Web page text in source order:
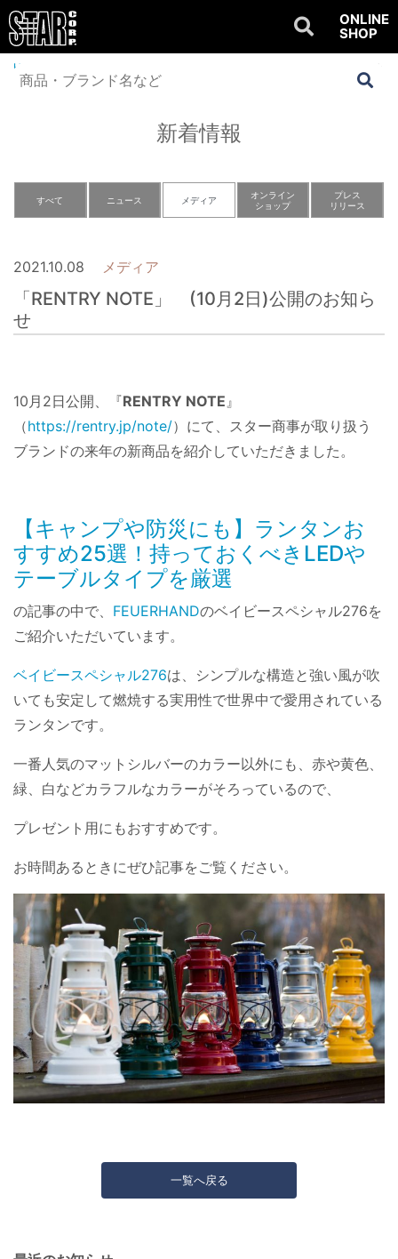
ONLINE
SHOP
Home
新着情報
すべて ニュース メディア
オンライン
ショップ
プレス
リリース
2021.10.08 メディア
「RENTRY NOTE」 (10月2日)公開のお知ら
せ
10月2日公開、『RENTRY NOTE』
（https://rentry.jp/note/）にて、スター商事が取り扱う
ブランドの来年の新商品を紹介していただきました。
【キャンプや防災にも】ランタンお
すすめ25選！持っておくべきLEDや
テーブルタイプを厳選
の記事の中で、 FEUERHANDのベイビースペシャル276を
ご紹介いただいています。
ベイビースペシャル276は、シンプルな構造と強い風が吹
いても安定して燃焼する実用性で世界中で愛用されている
ランタンです。
一番人気のマットシルバーのカラー以外にも、赤や黄色、
緑、白などカラフルなカラーがそろっているので、
プレゼント用にもおすすめです。
お時間あるときにぜひ記事をご覧ください。
一覧へ戻る